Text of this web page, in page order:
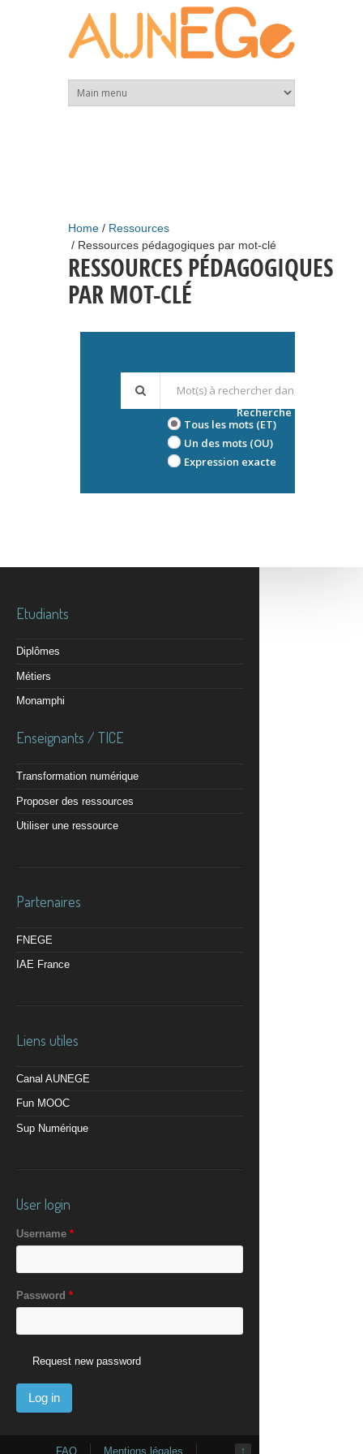
Home
Ressources
Ressources pédagogiques par mot-clé
RESSOURCES PÉDAGOGIQUES
PAR MOT-CLÉ
Tous les mots (ET)
Un des mots (OU)
Expression exacte
Recherche avancée
Etudiants
Diplômes
Métiers
Monamphi
Enseignants / TICE
Transformation numérique
Proposer des ressources
Utiliser une ressource
Partenaires
FNEGE
IAE France
Liens utiles
Canal AUNEGE
Fun MOOC
Sup Numérique
User login
Username *
Password *
Request new password
↑
FAQ Mentions légales